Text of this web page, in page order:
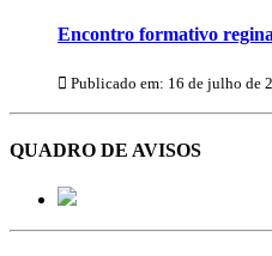
Encontro formativo
Publicado em: 16 de julho de
QUADRO DE AVISOS